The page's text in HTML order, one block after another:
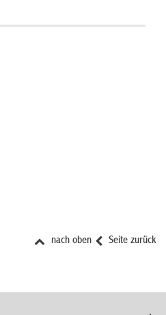
Seite zurück
nach oben